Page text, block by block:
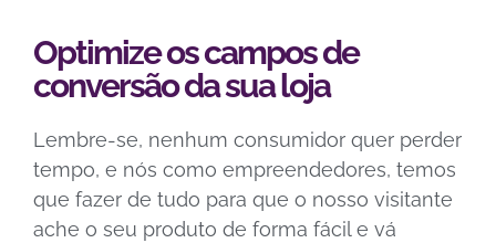
Optimize os campos de
conversão da sua loja
Lembre-se, nenhum consumidor quer perder
tempo, e nós como empreendedores, temos
que fazer de tudo para que o nosso visitante
ache o seu produto de forma fácil e vá